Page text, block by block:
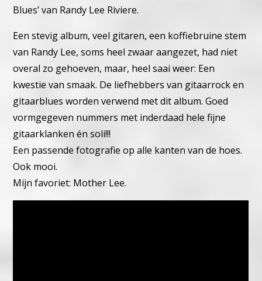
Blues’ van Randy Lee Riviere.
Een stevig album, veel gitaren, een koffiebruine stem
van Randy Lee, soms heel zwaar aangezet, had niet
overal zo gehoeven, maar, heel saai weer: Een
kwestie van smaak. De liefhebbers van gitaarrock en
gitaarblues worden verwend metdit album. Goed
vormgegeven nummers met inderdaad hele fijne
gitaarklanken én soli!!!
Een passende fotografie op alle kanten van de hoes.
Ook mooi.
Mijn favoriet: Mother Lee.